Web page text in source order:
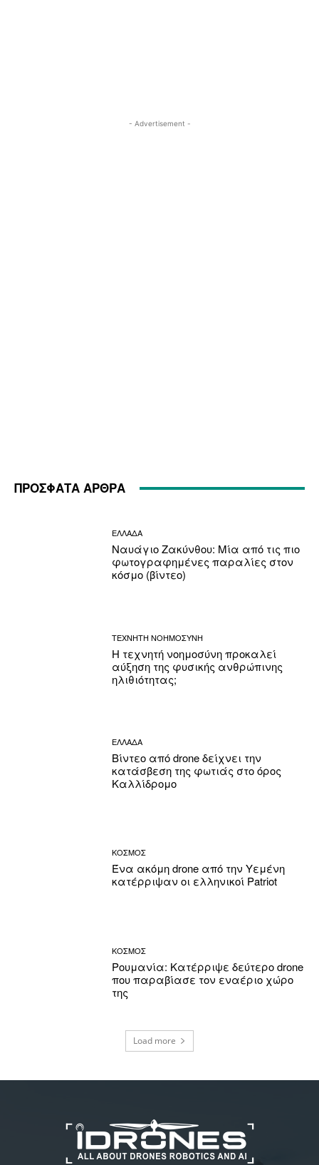
- Advertisement -
ΠΡΟΣΦΑΤΑ ΑΡΘΡΑ
ΕΛΛΑΔΑ
Ναυάγιο Ζακύνθου: Μία από τις πιο
φωτογραφημένες παραλίες στον
κόσμο (βίντεο)
ΤΕΧΝΗΤΗ ΝΟΗΜΟΣΥΝΗ
Η τεχνητή νοημοσύνη προκαλεί
αύξηση της φυσικής ανθρώπινης
ηλιθιότητας;
ΕΛΛΑΔΑ
Βίντεο από drone δείχνει την
κατάσβεση της φωτιάς στο όρος
Καλλίδρομο
ΚΟΣΜΟΣ
Ένα ακόμη drone από την Υεμένη
κατέρριψαν οι ελληνικοί Patriot
ΚΟΣΜΟΣ
Ρουμανία: Κατέρριψε δεύτερο drone
που παραβίασε τον εναέριο χώρο
της
Load more